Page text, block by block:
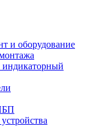
и оборудование